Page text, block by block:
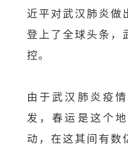
近平对武汉肺炎做
登上了全球头条，
控。
由于武汉肺炎疫
发，春运是这个
动，在这其间有数